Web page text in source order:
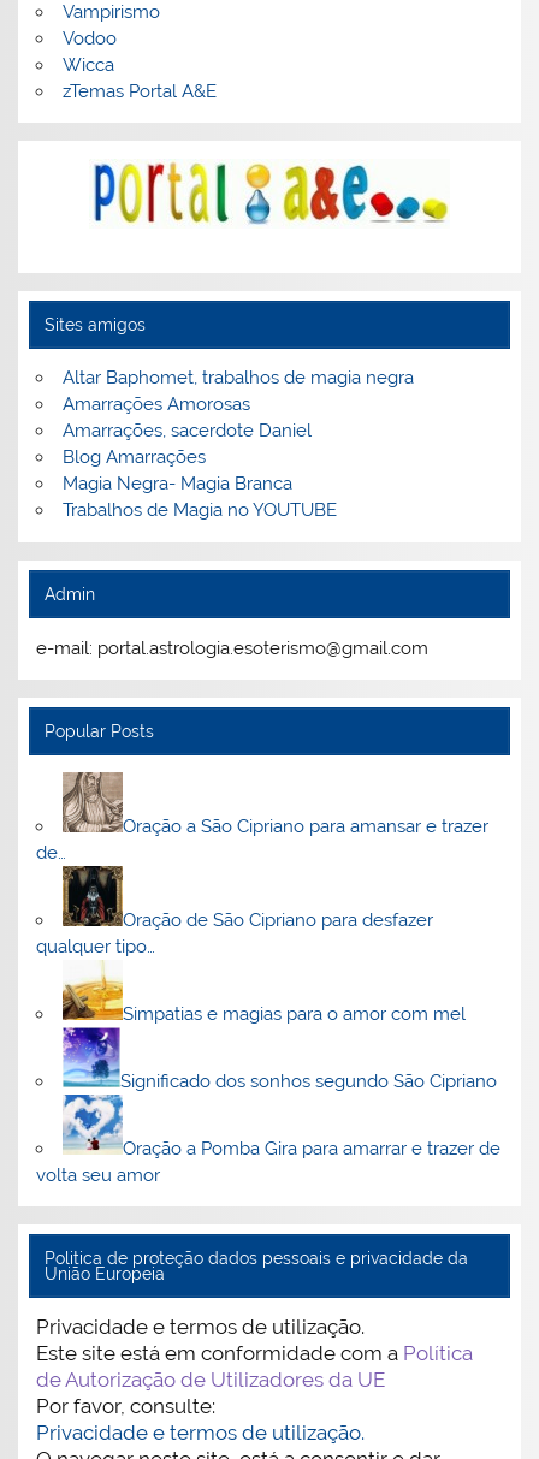
Vampirismo
Vodoo
Wicca
zTemas Portal A&E
Sites amigos
Altar Baphomet, trabalhos de magia negra
Amarrações Amorosas
Amarrações, sacerdote Daniel
Blog Amarrações
Magia Negra- Magia Branca
Trabalhos de Magia no YOUTUBE
Admin
e-mail: portal.astrologia.esoterismo@gmail.com
Popular Posts
Oração a São Cipriano para amansar e trazer
de…
Oração de São Cipriano para desfazer
qualquer tipo…
Simpatias e magias para o amor com mel
Significado dos sonhos segundo São Cipriano
Oração a Pomba Gira para amarrar e trazer de
volta seu amor
Politica de proteção dados pessoais e privacidade da
União Europeia
Privacidade e termos de utilização.
Este site está em conformidade com a Política
de Autorização de Utilizadores da UE
Por favor, consulte:
Privacidade e termos de utilização.